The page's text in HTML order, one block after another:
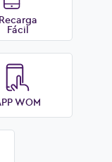
Recarga
Fácil
WOM